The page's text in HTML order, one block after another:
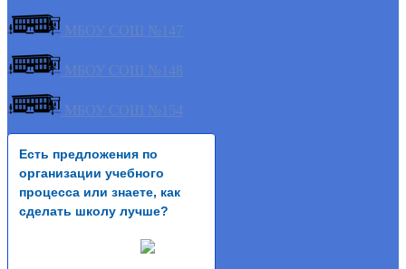
МБОУ СОШ №147
МБОУ СОШ №148
МБОУ СОШ №154
Есть предложения по
организации учебного
процесса или знаете, как
сделать школу лучше?